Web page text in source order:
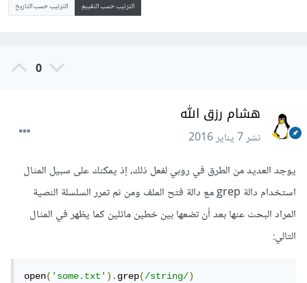
الترتيب حسب التقييم الترتيب حسب التاريخ
0
هشام رزق الله
نشر7 يناير 2016
يوجد العديد من الطرق في روبي لفعل ذلك، إذ يمكنك على سبيل المثال
استخدام دالة grep مع دالة فتح الملف ومن ثم تمرر السلسلة النصية
المراد البحث عنها بعد أن تضعها بين خطين مائلين كما يظهر في المثال
التالي:
open('some.txt').grep(/string/)